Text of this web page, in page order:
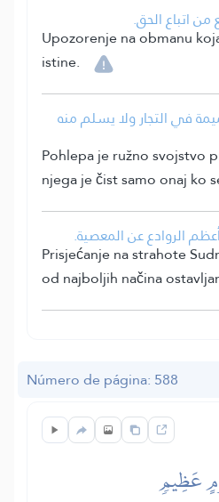
من اتباع الحق.
Upozorenje na obmanu
istine.
في التجار ولا يسلم منه
Pohlepa je ružno svojstvo
njega je čist samo onaj ko
الروادع عن المعصية.
Prisjećanje na strahote
od najboljih načina
Número de página: 588
عَظِيمٖ